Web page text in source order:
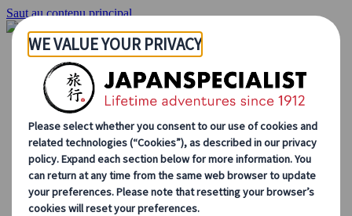
Saut au contenu principal
Accueil
Voyages
Circuits individuels
Circuits en groupe
Circuits autotours
Excursions
Voyages de groupe sur mesure
Japan Rail Pass
Découvrez notre travail
Qui sommes-nous ?
Notre équipe
Rejoignez notre équipe